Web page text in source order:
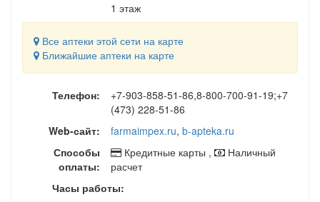
1 этаж
Все аптеки этой сети на карте
Ближайшие аптеки на карте
Телефон:
+7-903-858-51-86,8-800-700-91-19;+7
(473) 228-51-86
Web-сайт:
farmaimpex.ru, b-apteka.ru
Способы
оплаты:
Кредитные карты ,
Наличный
расчет
Часы работы: